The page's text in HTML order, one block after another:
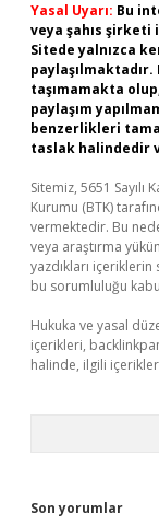
Yasal Uyarı: Bu
veya şahıs şirketi
Sitede yalnızca
taşımamakta
paylaşım
benzerlikleri
taslak halindedir
Sitemiz, 5651
Kurumu (BTK)
vermektedir. Bu
veya araştırma
yazdıkları
bu sorumluluğu
Hukuka ve yasal
içerikleri,
halinde, ilgili
Son yorumlar